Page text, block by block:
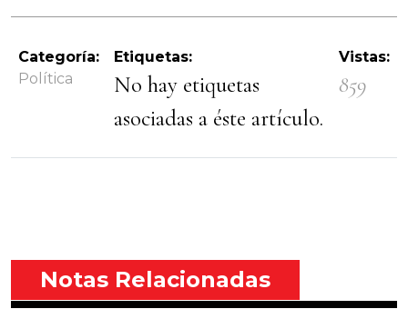
Categoría:
Política
Etiquetas:
No hay etiquetas
asociadas a éste artículo.
Vistas:
859
Notas Relacionadas